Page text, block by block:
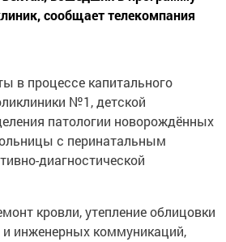
сообщает телекомпания
в процессе капитального
№1, детской
патологии новорождённых
с перинатальным
диагностической
кровли, утепление облицовки
инженерных коммуникаций,